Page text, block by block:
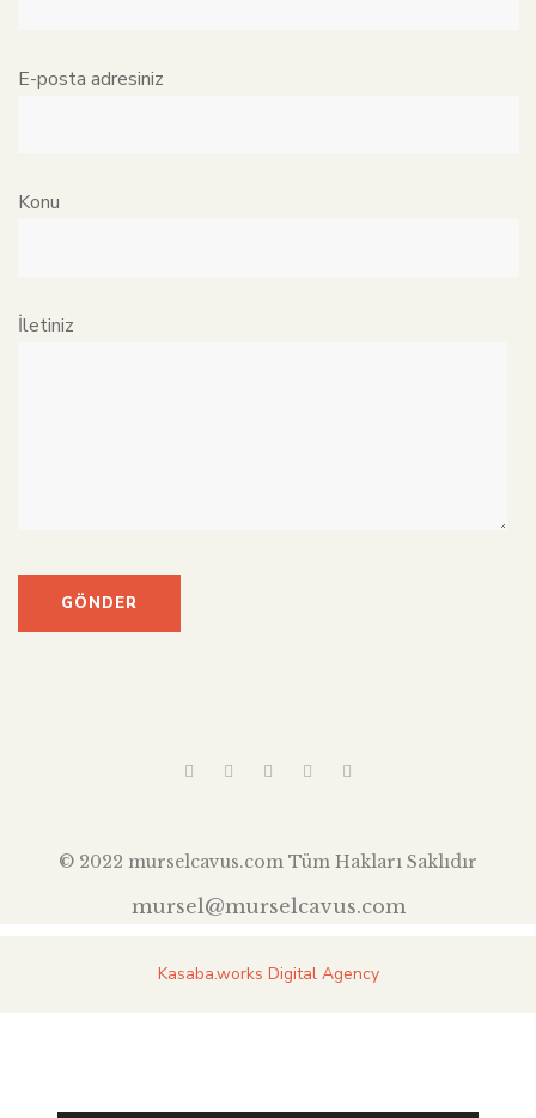
E-posta adresiniz
Konu
İletiniz
© 2022 murselcavus.com Tüm Hakları Saklıdır
mursel@murselcavus.com
Kasaba.works Digital Agency